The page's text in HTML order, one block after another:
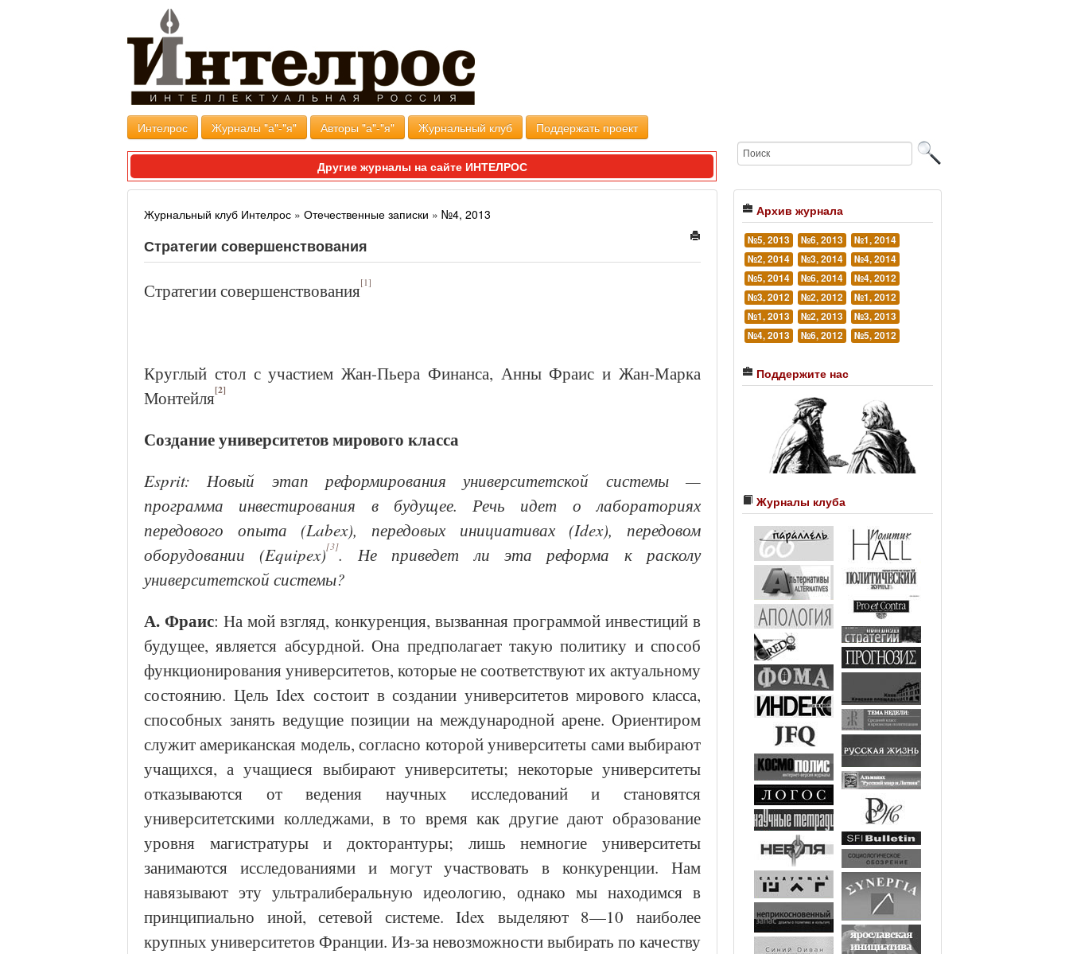
Интелрос Журналы "а"-"я" Авторы "а"-"я" Журнальный клуб Поддержать проект
Другие журналы на сайте ИНТЕЛРОС
Журнальный клуб Интелрос » Отечественные записки » №4, 2013
Стратегии совершенствования
Стратегии совершенствования[1]
Круглый стол с участием Жан-Пьера Финанса, Анны Фраис и Жан-Марка
Монтейля[2]
Создание университетов мирового класса
Esprit: Новый этап реформирования университетской системы —
программа инвестирования в будущее. Речь идет о лабораториях
передового опыта (Labex), передовых инициативах (Idex), передовом
оборудовании (Equipex)[3]. Не приведет ли эта реформа к расколу
университетской системы?
А. Фраис: На мой взгляд, конкуренция, вызванная программой инвестиций в
будущее, является абсурдной. Она предполагает такую политику и способ
функционирования университетов, которые не соответствуют их актуальному
состоянию. Цель Idex состоит в создании университетов мирового класса,
способных занять ведущие позиции на международной арене. Ориентиром
служит американская модель, согласно которой университеты сами выбирают
учащихся, а учащиеся выбирают университеты; некоторые университеты
отказываются от ведения научных исследований и становятся
университетскими колледжами, в то время как другие дают образование
уровня магистратуры и докторантуры; лишь немногие университеты
занимаются исследованиями и могут участвовать в конкуренции. Нам
навязывают эту ультралиберальную идеологию, однако мы находимся в
принципиально иной, сетевой системе. Idex выделяют 8—10 наиболее
крупных университетов Франции. Из-за невозможности выбирать по качеству
Архив журнала
№5, 2013 №6, 2013
№1, 2014
№2, 2014
№3, 2014
№4, 2014
№5, 2014
№6, 2014
№4, 2012
№3, 2012
№2, 2012
№1, 2012
№1, 2013
№2, 2013
№3, 2013
№4, 2013
№6, 2012 №5, 2012
Поддержите нас
Журналы клуба